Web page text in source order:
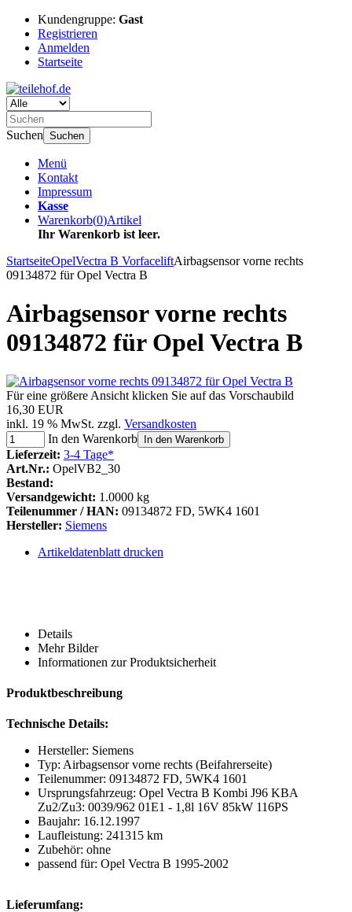
Kundengruppe: Gast
Registrieren
Anmelden
Startseite
Suchen Suchen
Menü
Kontakt
Impressum
Kasse
Warenkorb(0)Artikel
Ihr Warenkorb ist leer.
StartseiteOpelVectra B VorfaceliftAirbagsensor vorne rechts
09134872 für Opel Vectra B
Airbagsensor vorne rechts
09134872 für Opel Vectra B
Für eine größere Ansicht klicken Sie auf das Vorschaubild
16,30 EUR
inkl. 19 % MwSt. zzgl. Versandkosten
In den Warenkorb
In den Warenkorb
Lieferzeit: 3-4 Tage*
Art.Nr.: OpelVB2_30
Bestand:
Versandgewicht: 1.0000 kg
Teilenummer / HAN: 09134872 FD, 5WK4 1601
Hersteller: Siemens
Artikeldatenblatt drucken
Details
Mehr Bilder
Informationen zur Produktsicherheit
Produktbeschreibung
Technische Details:
Hersteller: Siemens
Typ: Airbagsensor vorne rechts (Beifahrerseite)
Teilenummer: 09134872 FD, 5WK4 1601
Ursprungsfahrzeug: Opel Vectra B Kombi J96 KBA
Zu2/Zu3: 0039/962 01E1 - 1,8l 16V 85kW 116PS
Baujahr: 16.12.1997
Laufleistung: 241315 km
Zubehör: ohne
passend für: Opel Vectra B 1995-2002
Lieferumfang: